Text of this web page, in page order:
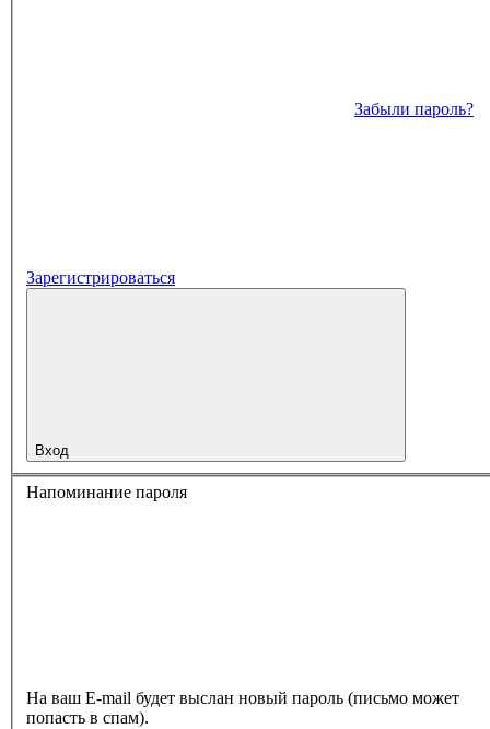
Забыли пароль?
Зарегистрироваться
Вход
Напоминание пароля
На ваш E-mail будет выслан новый пароль (письмо может
попасть в спам).